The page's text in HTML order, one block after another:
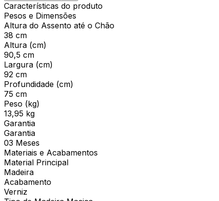
Características do produto
Pesos e Dimensões
Altura do Assento até o Chão
38 cm
Altura (cm)
90,5 cm
Largura (cm)
92 cm
Profundidade (cm)
75 cm
Peso (kg)
13,95 kg
Garantia
Garantia
03 Meses
Materiais e Acabamentos
Material Principal
Madeira
Acabamento
Verniz